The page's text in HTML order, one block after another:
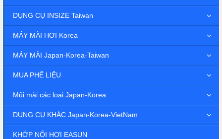
DỤNG CỤ INSIZE Taiwan
MÁY MÀI HƠI Korea
MÁY MÀI Japan-Korea-Taiwan
MUA PHẾ LIỆU
Mũi mài các loại Japan-Korea
DỤNG CỤ KHÁC Japan-Korea-VietNam
KHỚP NỐI HƠI EASUN